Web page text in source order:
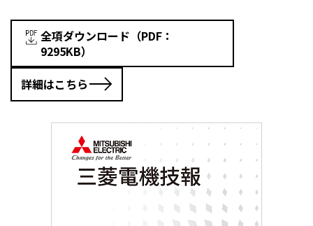
全項ダウンロード（PDF：
9295KB）
詳細はこちら